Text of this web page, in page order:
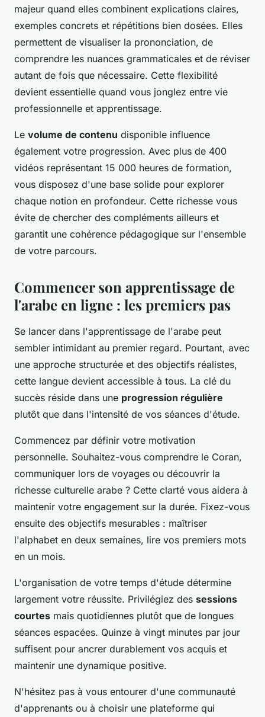
majeur quand elles combinent explications claires,
exemples concrets et répétitions bien dosées. Elles
permettent de visualiser la prononciation, de
comprendre les nuances grammaticales et de réviser
autant de fois que nécessaire. Cette flexibilité
devient essentielle quand vous jonglez entre vie
professionnelle et apprentissage.
Le volume de contenu disponible influence
également votre progression. Avec plus de 400
vidéos représentant 15 000 heures de formation,
vous disposez d'une base solide pour explorer
chaque notion en profondeur. Cette richesse vous
évite de chercher des compléments ailleurs et
garantit une cohérence pédagogique sur l'ensemble
de votre parcours.
Commencer son apprentissage de
l'arabe en ligne : les premiers pas
Se lancer dans l'apprentissage de l'arabe peut
sembler intimidant au premier regard. Pourtant, avec
une approche structurée et des objectifs réalistes,
cette langue devient accessible à tous. La clé du
succès réside dans une progression régulière
plutôt que dans l'intensité de vos séances d'étude.
Commencez par définir votre motivation
personnelle. Souhaitez-vous comprendre le Coran,
communiquer lors de voyages ou découvrir la
richesse culturelle arabe ? Cette clarté vous aidera à
maintenir votre engagement sur la durée. Fixez-vous
ensuite des objectifs mesurables : maîtriser
l'alphabet en deux semaines, lire vos premiers mots
en un mois.
L'organisation de votre temps d'étude détermine
largement votre réussite. Privilégiez des sessions
courtes mais quotidiennes plutôt que de longues
séances espacées. Quinze à vingt minutes par jour
suffisent pour ancrer durablement vos acquis et
maintenir une dynamique positive.
N'hésitez pas à vous entourer d'une communauté
d'apprenants ou à choisir une plateforme qui